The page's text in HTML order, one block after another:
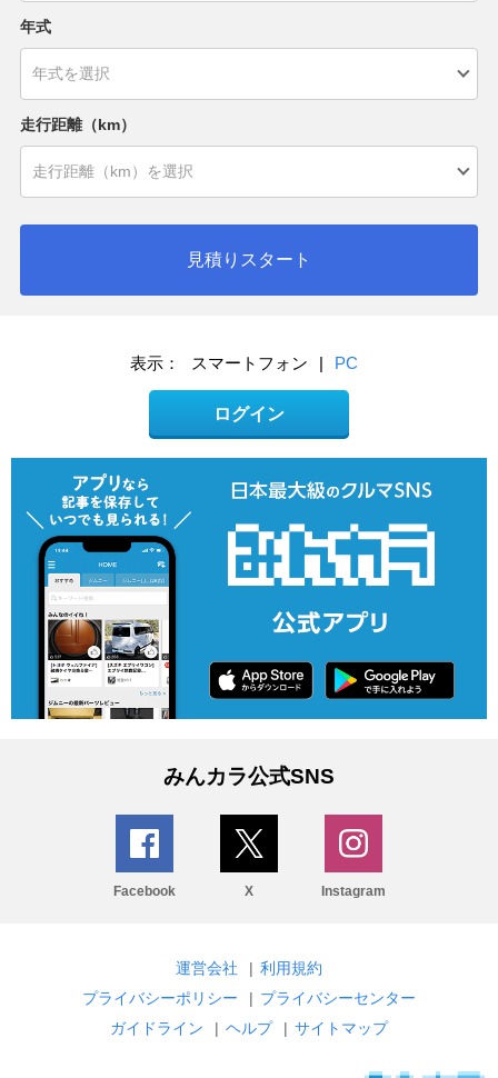
年式
走行距離（km）
見積りスタート
表示： スマートフォン | PC
ログイン
みんカラ公式SNS
Facebook X Instagram
運営会社 | 利用規約
プライバシーポリシー
| プライバシーセンター
ガイドライン
| ヘルプ | サイトマップ